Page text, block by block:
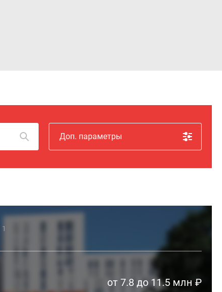
Доп. параметры
1
от 7.8 до 11.5 млн ₽